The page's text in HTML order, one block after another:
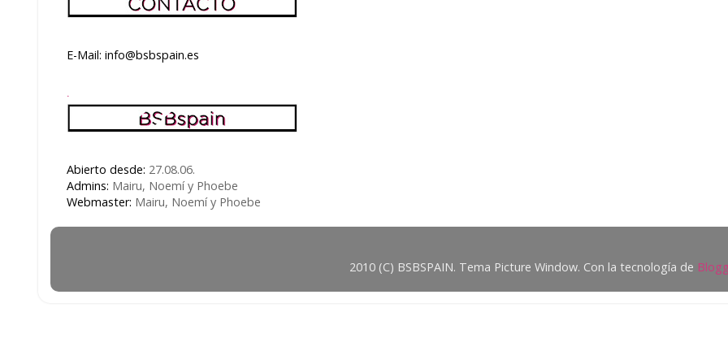
E-Mail: info@bsbspain.es
.
Abierto desde: 27.08.06.
Admins: Mairu, Noemí y Phoebe
Webmaster: Mairu, Noemí y Phoebe
2010 (C) BSBSPAIN. Tema Picture Window. Con la tecnología de